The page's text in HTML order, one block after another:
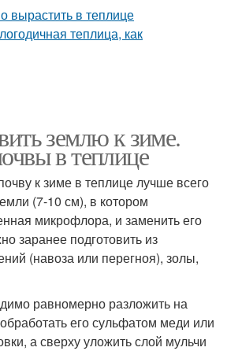
землю к зиме.
в теплице
к зиме в теплице лучше всего
(7-10 см), в котором
микрофлора, и заменить его
заранее подготовить из
(навоза или перегноя), золы,
равномерно разложить на
его сульфатом меди или
а сверху уложить слой мульчи